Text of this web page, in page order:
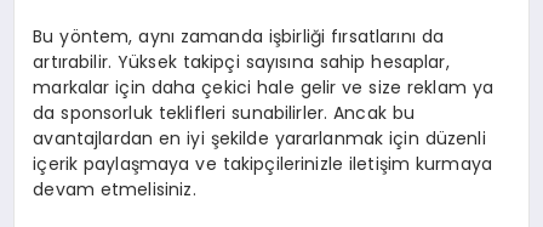
Bu yöntem, aynı zamanda işbirliği fırsatlarını da
artırabilir. Yüksek takipçi sayısına sahip hesaplar,
markalar için daha çekici hale gelir ve size reklam ya
da sponsorluk teklifleri sunabilirler. Ancak bu
avantajlardan en iyi şekilde yararlanmak için düzenli
içerik paylaşmaya ve takipçilerinizle iletişim kurmaya
devam etmelisiniz.